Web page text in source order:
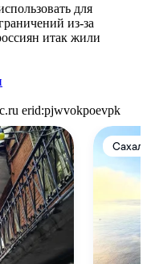
для
из-за
итак жили
erid:pjwvokpoevpk